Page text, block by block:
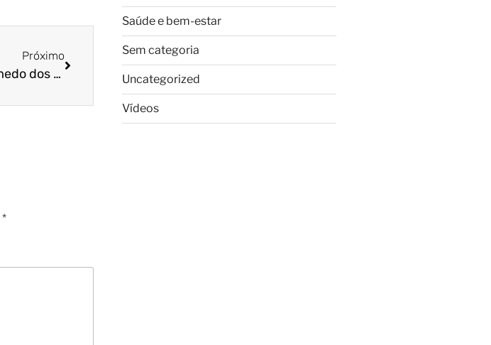
Próximo
Dicas da Copa: amenizando o medo dos fogos
*
Saúde e bem-estar
Sem categoria
Uncategorized
Vídeos